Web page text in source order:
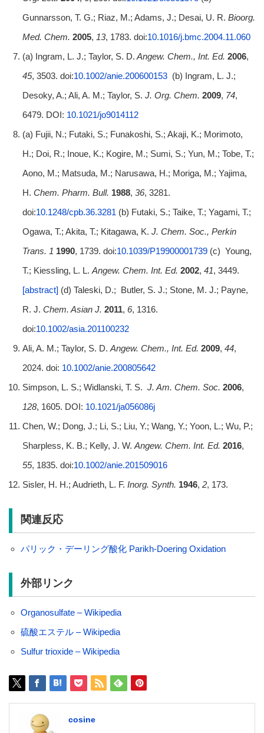
Gunnarsson, T. G.; Riaz, M.; Adams, J.; Desai, U. R. Bioorg.
Med. Chem. 2005, 13, 1783. doi:10.1016/j.bmc.2004.11.060
(a) Ingram, L. J.; Taylor, S. D. Angew. Chem., Int. Ed. 2006,
45, 3503. doi:10.1002/anie.200600153(b) Ingram, L. J.;
Desoky, A.; Ali, A. M.; Taylor, S. J. Org. Chem. 2009, 74,
6479. DOI: 10.1021/jo9014112
(a) Fujii, N.; Futaki, S.; Funakoshi, S.; Akaji, K.; Morimoto,
H.; Doi, R.; Inoue, K.; Kogire, M.; Sumi, S.; Yun, M.; Tobe, T.;
Aono, M.; Matsuda, M.; Narusawa, H.; Moriga, M.; Yajima,
H. Chem. Pharm. Bull. 1988, 36, 3281.
doi:10.1248/cpb.36.3281 (b) Futaki, S.; Taike, T.; Yagami, T.;
Ogawa, T.; Akita, T.; Kitagawa, K. J. Chem. Soc., Perkin
Trans. 1 1990, 1739. doi:10.1039/P19900001739(c) Young,
T.; Kiessling, L. L. Angew. Chem. Int. Ed. 2002, 41, 3449.
[abstract](d) Taleski, D.; Butler, S. J.; Stone, M. J.; Payne,
R. J. Chem. Asian J. 2011, 6, 1316.
doi:10.1002/asia.201100232
Ali, A. M.; Taylor, S. D. Angew. Chem., Int. Ed. 2009, 44,
2024. doi: 10.1002/anie.200805642
Simpson, L. S.; Widlanski, T. S. J. Am. Chem. Soc. 2006,
128, 1605. DOI: 10.1021/ja056086j
Chen, W.; Dong, J.; Li, S.; Liu, Y.; Wang, Y.; Yoon, L.; Wu, P.;
Sharpless, K. B.; Kelly, J. W. Angew. Chem. Int. Ed. 2016,
55, 1835. doi:10.1002/anie.201509016
Sisler, H. H.; Audrieth, L. F. Inorg. Synth. 1946, 2, 173.
関連反応
パリック・デーリング酸化 Parikh-Doering Oxidation
外部リンク
Organosulfate – Wikipedia
硫酸エステル – Wikipedia
Sulfur trioxide – Wikipedia
cosine